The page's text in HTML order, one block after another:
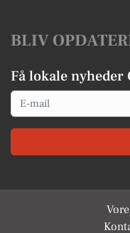
BLIV
Få lokale nyheder
Email